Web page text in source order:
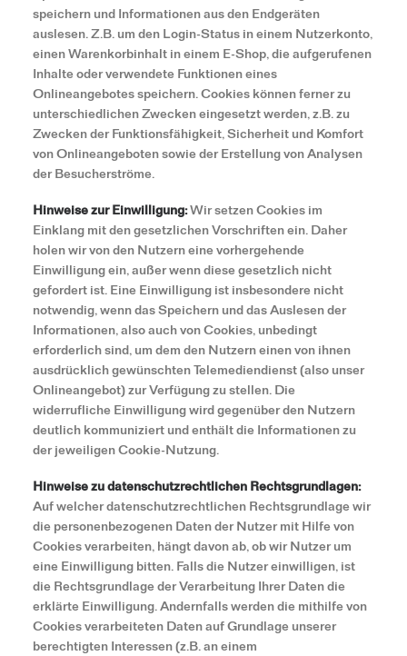
speichern und Informationen aus den Endgeräten
auslesen. Z.B. um den Login-Status in einem Nutzerkonto,
einen Warenkorbinhalt in einem E-Shop, die aufgerufenen
Inhalte oder verwendete Funktionen eines
Onlineangebotes speichern. Cookies können ferner zu
unterschiedlichen Zwecken eingesetzt werden, z.B. zu
Zwecken der Funktionsfähigkeit, Sicherheit und Komfort
von Onlineangeboten sowie der Erstellung von Analysen
der Besucherströme.
Hinweise zur Einwilligung:Wir setzen Cookies im
Einklang mit den gesetzlichen Vorschriften ein. Daher
holen wir von den Nutzern eine vorhergehende
Einwilligung ein, außer wenn diese gesetzlich nicht
gefordert ist. Eine Einwilligung ist insbesondere nicht
notwendig, wenn das Speichern und das Auslesen der
Informationen, also auch von Cookies, unbedingt
erforderlich sind, um dem den Nutzern einen von ihnen
ausdrücklich gewünschten Telemediendienst (also unser
Onlineangebot) zur Verfügung zu stellen. Die
widerrufliche Einwilligung wird gegenüber den Nutzern
deutlich kommuniziert und enthält die Informationen zu
der jeweiligen Cookie-Nutzung.
Hinweise zu datenschutzrechtlichen Rechtsgrundlagen:
Auf welcher datenschutzrechtlichen Rechtsgrundlage wir
die personenbezogenen Daten der Nutzer mit Hilfe von
Cookies verarbeiten, hängt davon ab, ob wir Nutzer um
eine Einwilligung bitten. Falls die Nutzer einwilligen, ist
die Rechtsgrundlage der Verarbeitung Ihrer Daten die
erklärte Einwilligung. Andernfalls werden die mithilfe von
Cookies verarbeiteten Daten auf Grundlage unserer
berechtigten Interessen (z.B. an einem